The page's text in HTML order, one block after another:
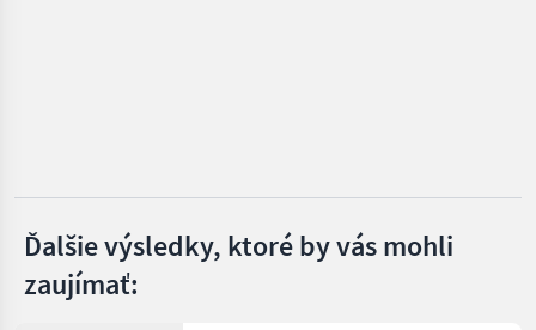
Diemme
Willmes
Zobraziť
Ďalšie výsledky, ktoré by vás mohli
zaujímať: